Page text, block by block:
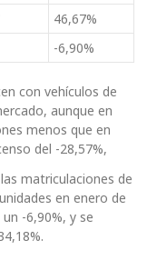
46,67%
-6,90%
con vehículos de
aunque en
menos que en
del -28,57%,
matriculaciones de
en enero de
-6,90%, y se